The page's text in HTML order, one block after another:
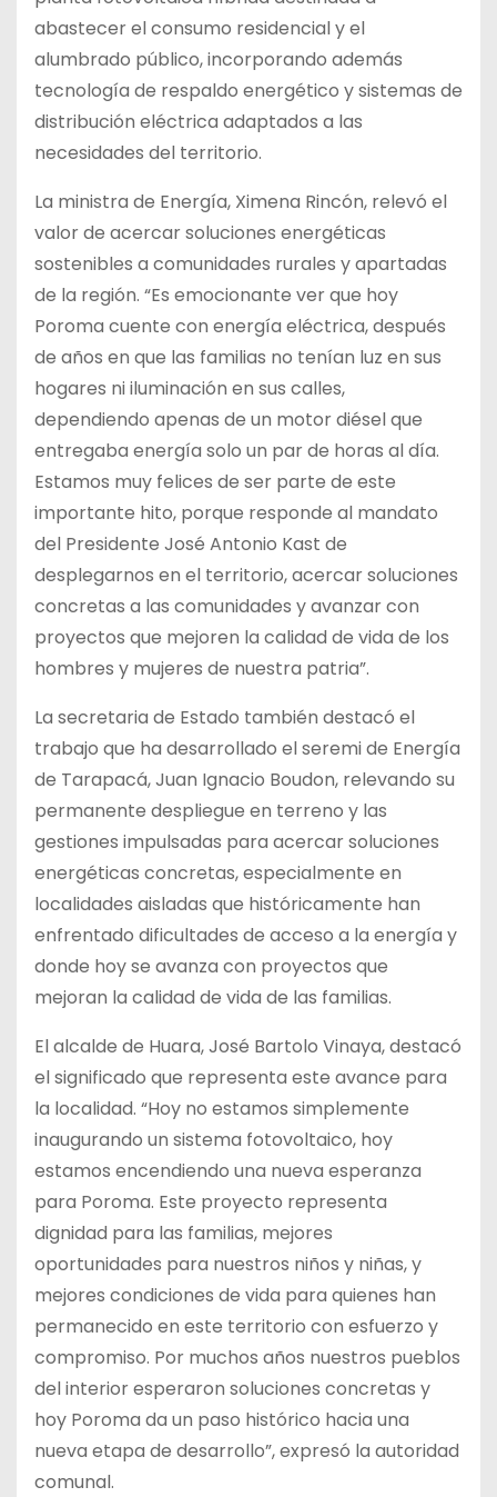
abastecer el consumo residencial y el
alumbrado público, incorporando además
tecnología de respaldo energético y sistemas de
distribución eléctrica adaptados a las
necesidades del territorio.
La ministra de Energía, Ximena Rincón, relevó el
valor de acercar soluciones energéticas
sostenibles a comunidades rurales y apartadas
de la región. “Es emocionante ver que hoy
Poroma cuente con energía eléctrica, después
de años en que las familias no tenían luz en sus
hogares ni iluminación en sus calles,
dependiendo apenas de un motor diésel que
entregaba energía solo un par de horas al día.
Estamos muy felices de ser parte de este
importante hito, porque responde al mandato
del Presidente José Antonio Kast de
desplegarnos en el territorio, acercar soluciones
concretas a las comunidades y avanzar con
proyectos que mejoren la calidad de vida de los
hombres y mujeres de nuestra patria”.
La secretaria de Estado también destacó el
trabajo que ha desarrollado el seremi de Energía
de Tarapacá, Juan Ignacio Boudon, relevando su
permanente despliegue en terreno y las
gestiones impulsadas para acercar soluciones
energéticas concretas, especialmente en
localidades aisladas que históricamente han
enfrentado dificultades de acceso a la energía y
donde hoy se avanza con proyectos que
mejoran la calidad de vida de las familias.
El alcalde de Huara, José Bartolo Vinaya, destacó
el significado que representa este avance para
la localidad. “Hoy no estamos simplemente
inaugurando un sistema fotovoltaico, hoy
estamos encendiendo una nueva esperanza
para Poroma. Este proyecto representa
dignidad para las familias, mejores
oportunidades para nuestros niños y niñas, y
mejores condiciones de vida para quienes han
permanecido en este territorio con esfuerzo y
compromiso. Por muchos años nuestros pueblos
del interior esperaron soluciones concretas y
hoy Poroma da un paso histórico hacia una
nueva etapa de desarrollo”, expresó la autoridad
comunal.